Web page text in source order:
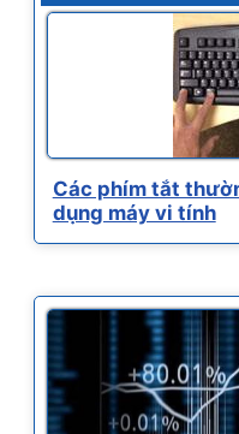
Các phím tắt
dụng máy vi tính